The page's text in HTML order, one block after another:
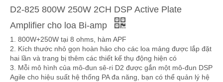
D2-825 800W 250W 2CH DSP Active Plate
Amplifier cho loa Bi-amp
1. 800W+250W tại 8 ohms, hàm APF
2. Kích thước nhỏ gọn hoàn hảo cho các loa mảng được lắp đặt
hai lần và trang bị thêm các thiết kế thụ động hiện có
3. Mỗi mô hình của mô-đun sê-ri D2 được gắn một mô-đun DSP
Agile cho hiệu suất hệ thống PA đa năng, bạn có thể quản lý hệ